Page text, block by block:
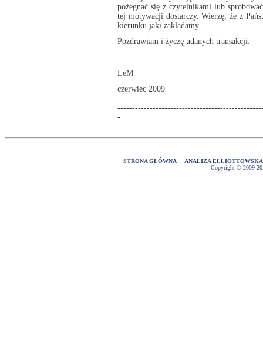
pożegnać się z czytelnikami lub
tej motywacji dostarczy. Wierzę, że z
kierunku jaki zakładamy.
Pozdrawiam i życzę udanych transakcji.
LeM
czerwiec 2009
-
STRONA GŁÓWNA
ANALIZA ELLIOTTOWSKA
Copyright © 2009-